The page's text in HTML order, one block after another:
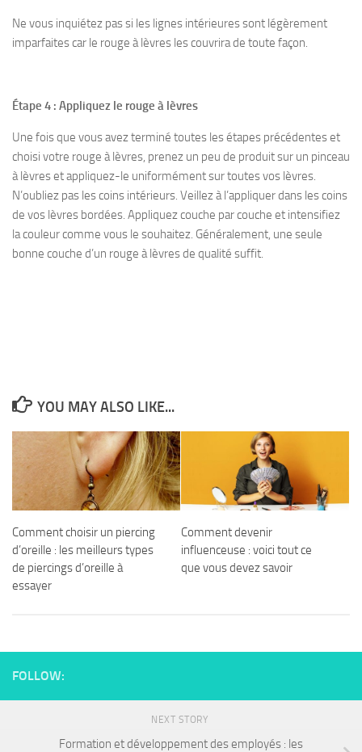
Ne vous inquiétez pas si les lignes intérieures sont légèrement
imparfaites car le rouge à lèvres les couvrira de toute façon.
Étape 4 : Appliquez le rouge à lèvres
Une fois que vous avez terminé toutes les étapes précédentes et
choisi votre rouge à lèvres, prenez un peu de produit sur un pinceau
à lèvres et appliquez-le uniformément sur toutes vos lèvres.
N’oubliez pas les coins intérieurs. Veillez à l’appliquer dans les coins
de vos lèvres bordées. Appliquez couche par couche et intensifiez
la couleur comme vous le souhaitez. Généralement, une seule
bonne couche d’un rouge à lèvres de qualité suffit.
YOU MAY ALSO LIKE...
Comment choisir un piercing
d’oreille : les meilleurs types
de piercings d’oreille à
essayer
Comment devenir
influenceuse : voici tout ce
que vous devez savoir
FOLLOW:
NEXT STORY
Formation et développement des employés : les